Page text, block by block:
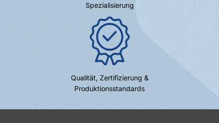
Spezialisierung
Qualität, Zertifizierung &
Produktionsstandards